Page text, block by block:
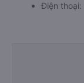
Điện thoại: